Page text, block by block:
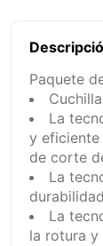
Paquete
La
y eficiente
de corte
La
La
la rotura y